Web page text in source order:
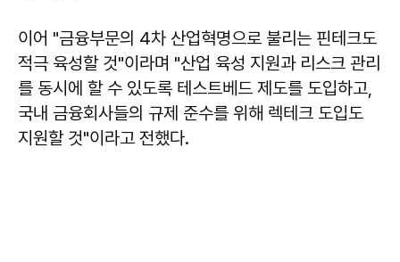
이어 "금융부문의 4차 산업혁명으로 불리는 핀테크도
적극 육성할 것"이라며 "산업 육성 지원과 리스크 관리
를 동시에 할 수 있도록 테스트베드 제도를 도입하고,
국내 금융회사들의 규제 준수를 위해 렉테크 도입도
지원할 것"이라고 전했다.